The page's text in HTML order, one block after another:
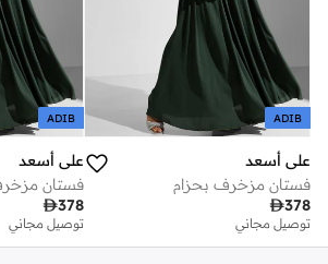
ADIB
علي أسعد
فستان مزخرف بحزام
378
توصيل مجاني
ADIB
علي أسعد
فستان
378
توصيل مجاني